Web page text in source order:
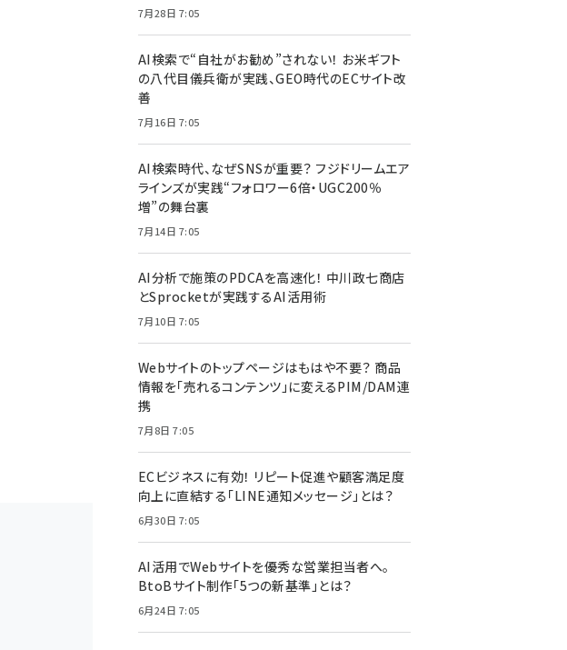
7月28日 7:05
AI検索で“自社がお勧め”されない！ お米ギフト
の八代目儀兵衛が実践、GEO時代のECサイト改
善
7月16日 7:05
AI検索時代、なぜSNSが重要？ フジドリームエア
ラインズが実践“フォロワー6倍・UGC200％
増”の舞台裏
7月14日 7:05
AI分析で施策のPDCAを高速化！ 中川政七商店
とSprocketが実践するAI活用術
7月10日 7:05
Webサイトのトップページはもはや不要？ 商品
情報を「売れるコンテンツ」に変えるPIM/DAM連
携
7月8日 7:05
ECビジネスに有効！ リピート促進や顧客満足度
向上に直結する「LINE通知メッセージ」とは？
6月30日 7:05
AI活用でWebサイトを優秀な営業担当者へ。
BtoBサイト制作「5つの新基準」とは？
6月24日 7:05